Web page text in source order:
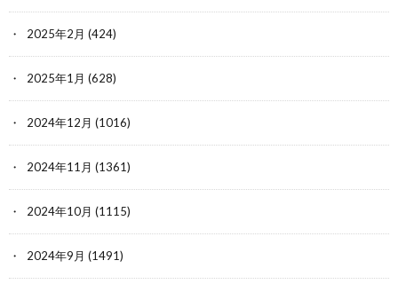
2025年2月 (424)
2025年1月 (628)
2024年12月 (1016)
2024年11月 (1361)
2024年10月 (1115)
2024年9月 (1491)